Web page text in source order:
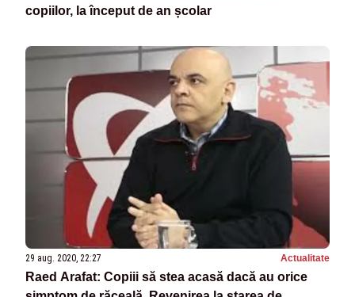
copiilor, la început de an școlar
29 aug. 2020, 22:27 Actualitate
Raed Arafat: Copiii să stea acasă dacă au orice